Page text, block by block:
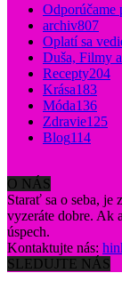
Odporúčame
archiv807
Oplatí sa
Duša, Filmy
Recepty204
Krása183
Móda136
Zdravie125
Blog114
O NÁS
Starať sa o seba, je
vyzeráte dobre. Ak
úspech.
Kontaktujte nás:
SLEDUJTE NÁS